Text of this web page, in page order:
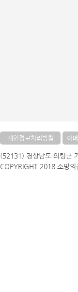
개인정보처리방침 이
(52131) 경상남도 의령군
COPYRIGHT 2018 소망